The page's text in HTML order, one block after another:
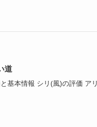
道
基本情報 シリ(風)の評価 ア